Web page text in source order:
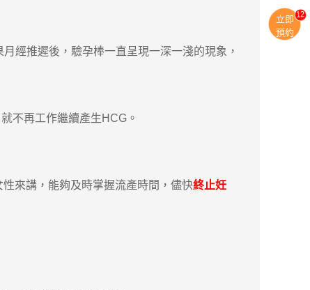
經推遲後，驗孕棒一直呈現一深一淺的現象，
不再工作繼續產生HCG。
來講，能夠及時掌握流產時間，儘快終止妊
立即
預約
13